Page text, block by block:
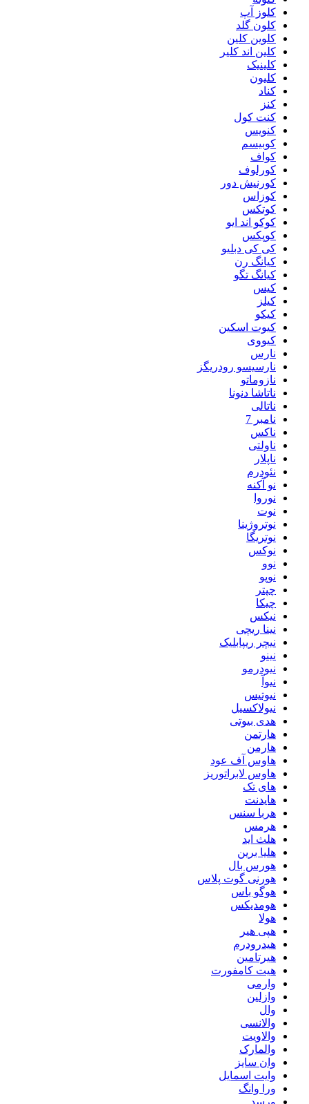
کلوز آپ
کلون گلد
کلوین کلین
کلین اند کلیر
کلینیک
کلیون
کناد
کنز
کنت کول
کنویس
کوبیسم
کواف
کورلوف
کورنیش دور
کوزاس
کوتکس
کوکو اند ایو
کوپکس
کی کی دبلیو
کیانگ رن
کیانگ تگو
کیس
کیلز
کیکو
کیوت اسکین
کیووی
نارس
نارسیسو رودریگز
نازوماتو
ناتاشا دنونا
ناتالی
نامبر 7
ناکس
ناولتی
ناپلار
نئودرم
نو آکنه
نوروا
نوت
نوتروژینا
نوتریگا
نوکس
نوو
نوپو
چپتر
چیکا
نیکس
نینا ریچی
نیچر ریپابلیک
نینو
نیودرمو
نیوآ
نیوتیس
نیولاکسیل
هدی بیوتی
هارتمن
هارمن
هاوس آف عود
هاوس لابراتوریز
های تک
هایدنت
هربا سنس
هرمس
هلث اید
هلیا برین
هورس بال
هورنی گوت پلاس
هوگو باس
هومدیکس
هولا
هپی هیر
هیدرودرم
هیرتامین
هیت کامفورت
وارمی
وازلین
وال
والانسی
والاویت
والمارک
وان سایز
وایت اسمایل
ورا وانگ
ورسد